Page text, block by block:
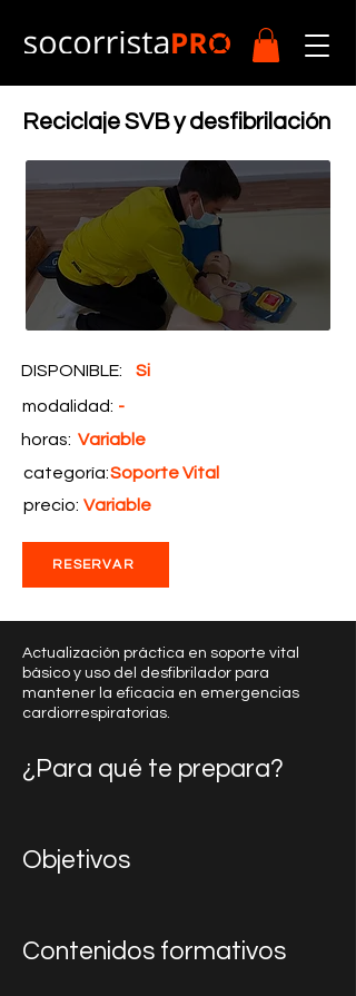
Reciclaje SVB y desfibrilación
DISPONIBLE:
Si
modalidad: -
horas: Variable
categoría:Soporte Vital
precio: Variable
RESERVAR
Actualización práctica en soporte vital
básico y uso del desfibrilador para
mantener la eficacia en emergencias
cardiorrespiratorias.
¿Para qué te prepara?
Objetivos
Contenidos formativos